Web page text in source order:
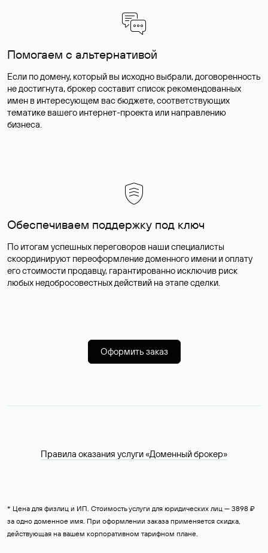
Помогаем с альтернативой
Если по домену, который вы исходно выбрали, договоренность
не достигнута, брокер составит список рекомендованных
имен в интересующем вас бюджете, соответствующих
тематике вашего интернет-проекта или направлению
бизнеса.
Обеспечиваем поддержку под ключ
По итогам успешных переговоров наши специалисты
скоординируют переоформление доменного имени и оплату
его стоимости продавцу, гарантированно исключив риск
любых недобросовестных действий на этапе сделки.
Оформить заказ
Правила оказания услуги «Доменный брокер»
* Цена для физлиц и ИП. Стоимость услуги для юридических лиц — 3898 ₽
за одно доменное имя. При оформлении заказа применяется скидка,
действующая на вашем корпоративном тарифном плане.